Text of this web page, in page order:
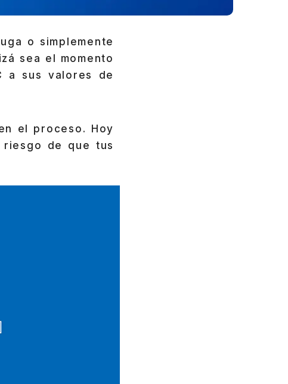
o simplemente
sea el momento
a sus valores de
el proceso. Hoy
riesgo de que tus